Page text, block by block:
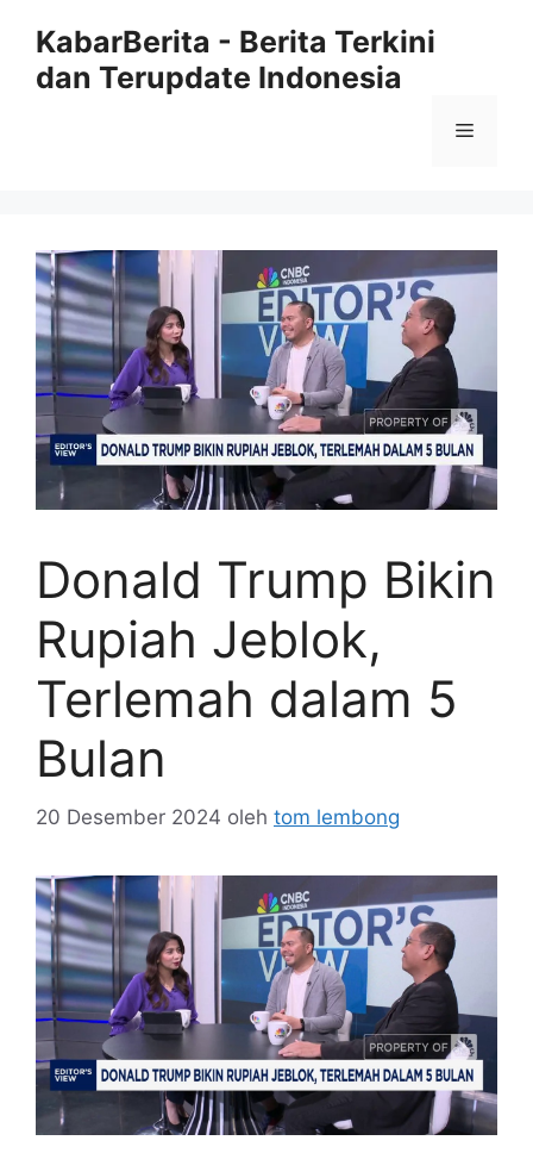
KabarBerita - Berita Terkini
dan Terupdate Indonesia
Menu
Donald Trump Bikin
Rupiah Jeblok,
Terlemah dalam 5
Bulan
20 Desember 2024 oleh tom lembong